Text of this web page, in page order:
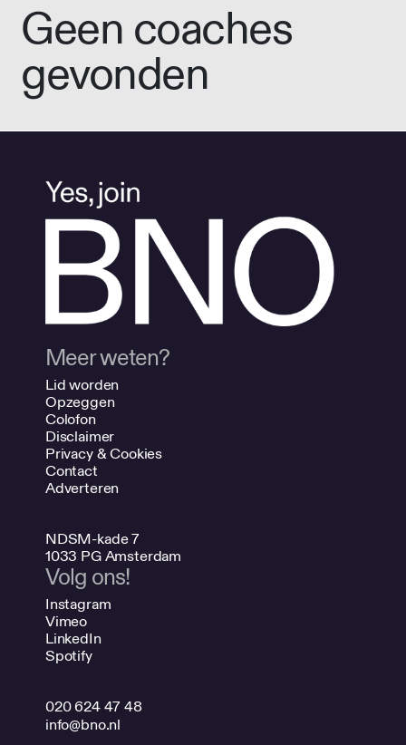
Geen coaches
gevonden
Meer weten?
Lid worden
Opzeggen
Colofon
Disclaimer
Privacy & Cookies
Contact
Adverteren
NDSM-kade 7
1033 PG Amsterdam
Volg ons!
Instagram
Vimeo
LinkedIn
Spotify
020 624 47 48
info@bno.nl